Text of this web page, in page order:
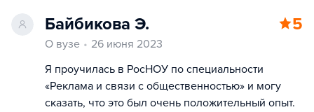
Байбикова Э. 5
О вузе
26 июня 2023
Я проучилась в РосНОУ по специальности
«Реклама и связи с общественностью» и могу
сказать, что это был очень положительный опыт.